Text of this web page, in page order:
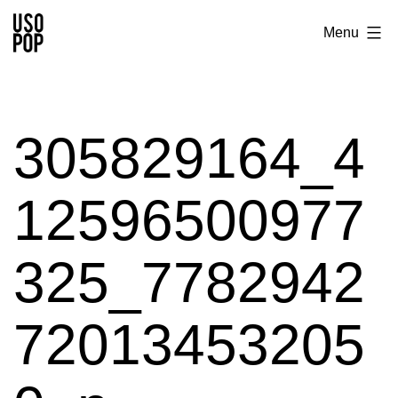
Aller
au
Usopop
Label
Menu
305829164_4
12596500977
325_7782942
72013453205